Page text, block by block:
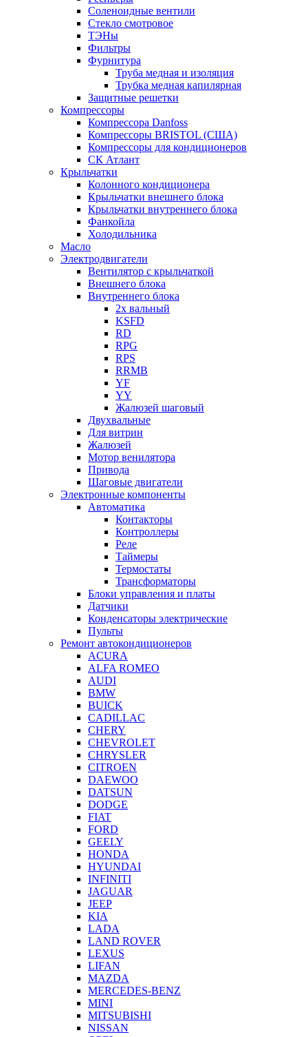
Соленоидные вентили
Стекло смотровое
ТЭНы
Фильтры
Фурнитура
Труба медная и изоляция
Трубка медная капилярная
Защитные решетки
Компрессоры
Компрессора Danfoss
Компрессоры BRISTOL (США)
Компрессоры для кондиционеров
СК Атлант
Крыльчатки
Колонного кондиционера
Крыльчатки внешнего блока
Крыльчатки внутреннего блока
Фанкойла
Холодильника
Масло
Электродвигатели
Вентилятор с крыльчаткой
Внешнего блока
Внутреннего блока
2х вальный
KSFD
RD
RPG
RPS
RRMB
YF
YY
Жалюзей шаговый
Двухвальные
Для витрин
Жалюзей
Мотор венилятора
Привода
Шаговые двигатели
Электронные компоненты
Автоматика
Контакторы
Контроллеры
Реле
Таймеры
Термостаты
Трансформаторы
Блоки управления и платы
Датчики
Конденсаторы электрические
Пульты
Ремонт автокондиционеров
ACURA
ALFA ROMEO
AUDI
BMW
BUICK
CADILLAC
CHERY
CHEVROLET
CHRYSLER
CITROEN
DAEWOO
DATSUN
DODGE
FIAT
FORD
GEELY
HONDA
HYUNDAI
INFINITI
JAGUAR
JEEP
KIA
LADA
LAND ROVER
LEXUS
LIFAN
MAZDA
MERCEDES-BENZ
MINI
MITSUBISHI
NISSAN